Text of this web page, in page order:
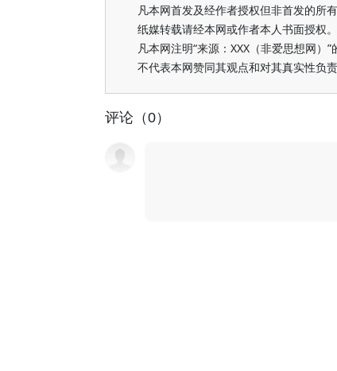
凡本网首发及经作者授权但非首发的所
纸媒转载请经本网或作者本人书面授权。
凡本网注明“来源：XXX（非爱思想网
不代表本网赞同其观点和对其真实性负
评论（0）